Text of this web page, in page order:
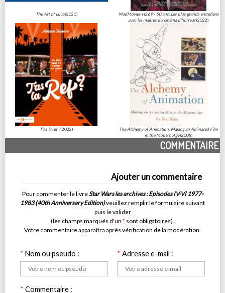
The Art of Luca(2021)
MadMovies HS 69 - 50 ans: Les plus grands entretiens
avec les maîtres du cinéma d'horreur(2022)
T'as la ref ?(2022)
The Alchemy of Animation: Making an Animated Film
in the Modern Age(2008)
COMMENTAIRE
Ajouter un commentaire
Pour commenter le livreStar Wars les archives : Episodes IV-VI 1977-
1983 (40th Anniversary Edition)veuillez remplir le formulaire suivant
puis le valider
(les champs marqués d'un * sont obligatoires).
Votre commentaire apparaîtra après vérification de la modération.
* Nom ou pseudo : * Adresse e-mail :
* Commentaire :